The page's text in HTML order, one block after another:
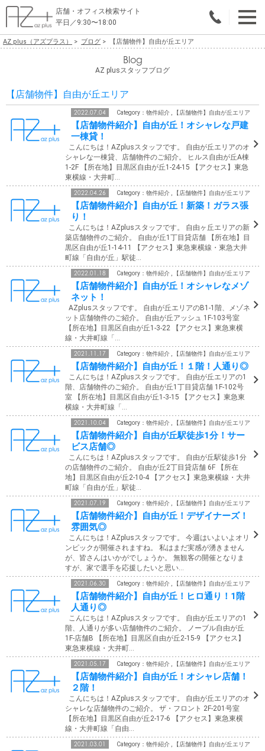
店舗・オフィス検索サイト
平日／9:30〜18:00
物件総合検索
業種で探す
広さで探す
こだわりで探す
店舗・オフィス物件を探す
テナントビルオーナー様へ
店舗・オフィスの内装会社を探す
AZ plus（アズプラス） ブログ 【店舗物件】自由が丘エリア
Blog
AZ plusスタッフブログ
【店舗物件】自由が丘エリア
2022.07.04 Category：物件紹介 , 【店舗物件】自由が丘エリア
【店舗物件紹介】自由が丘！オシャレな戸建
一棟貸！
こんにちは！AZplusスタッフです。 自由が丘エリアのオ
シャレな一棟貸、店舗物件のご紹介。 ヒルス自由が丘A棟
1-2F 【所在地】目黒区自由が丘1-24-15 【アクセス】東急
東横線・大井町…
2022.04.26 Category：物件紹介 , 【店舗物件】自由が丘エリア
【店舗物件紹介】自由が丘！新築！ガラス張
り！
こんにちは！AZplusスタッフです。 自由ヶ丘エリアの新
築店舗物件のご紹介。 自由が丘1丁目貸店舗 【所在地】目
黒区自由が丘1-14-11 【アクセス】東急東横線・東急大井
町線「自由が丘」駅徒…
2022.01.18 Category：物件紹介 , 【店舗物件】自由が丘エリア
【店舗物件紹介】自由が丘！オシャレなメゾ
ネット！
AZplusスタッフです。 自由が丘エリアのB1-1階、メゾネ
ット店舗物件のご紹介。 自由が丘アッシュ 1F-103号室
【所在地】目黒区自由が丘1-3-22 【アクセス】東急東横
線・大井町線「…
2021.11.17 Category：物件紹介 , 【店舗物件】自由が丘エリア
【店舗物件紹介】自由が丘！１階！人通り◎
こんにちは！AZplusスタッフです。 自由が丘エリアの1
階、店舗物件のご紹介。 自由が丘1丁目貸店舗 1F-102号
室 【所在地】目黒区自由が丘1-3-15 【アクセス】東急東
横線・大井町線「…
2021.10.04 Category：物件紹介 , 【店舗物件】自由が丘エリア
【店舗物件紹介】自由が丘駅徒歩1分！サー
ビス店舗◎
こんにちは！AZplusスタッフです。 自由が丘駅徒歩1分
の店舗物件のご紹介。 自由が丘2丁目貸店舗 6F 【所在
地】目黒区自由が丘2-10-4 【アクセス】東急東横線・大井
町線「自由が丘」駅徒…
2021.07.19 Category：物件紹介 , 【店舗物件】自由が丘エリア
【店舗物件紹介】自由が丘！デザイナーズ！
雰囲気◎
こんにちは！AZplusスタッフです。 今週はいよいよオリ
ンピックが開催されますね。 私はまだ実感が湧きません
が、皆さんはいかがでしょうか。 無観客の開催となりま
すが、家で選手を応援したいと思い…
2021.06.30 Category：物件紹介 , 【店舗物件】自由が丘エリア
【店舗物件紹介】自由が丘！ヒロ通り！1階
人通り◎
こんにちは！AZplusスタッフです。 自由が丘エリアの1
階、人通りが多い店舗物件のご紹介。 ノーブル自由が丘
1F-店舗B 【所在地】目黒区自由が丘2-15-9 【アクセス】
東急東横線・大井町…
2021.05.17 Category：物件紹介 , 【店舗物件】自由が丘エリア
【店舗物件紹介】自由が丘！オシャレ店舗！
２階！
こんにちは！AZplusスタッフです。 自由が丘エリアのオ
シャレな店舗物件のご紹介。 ザ・フロント 2F-201号室
【所在地】目黒区自由が丘2-17-6 【アクセス】東急東横
線・大井町線「自由…
2021.03.01 Category：物件紹介 , 【店舗物件】自由が丘エリア